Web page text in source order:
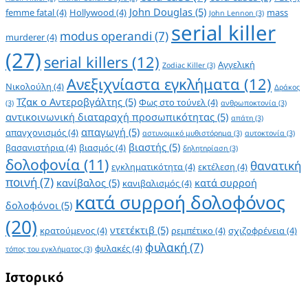
femme fatal(4) Hollywood (4) John Douglas (5) John Lennon (3) mass
murderer(4) modus operandi (7) serial killer
(27) serial killers (12) Zodiac Killer(3) Αγγελική
Νικολούλη (4) Ανεξιχνίαστα εγκλήματα (12) Δράκος
(3) Τζακ ο Αντεροβγάλτης (5) Φως στο τούνελ(4) ανθρωποκτονία (3)
αντικοινωνική διαταραχή προσωπικότητας (5) απάτη (3)
απαγχονισμός(4) απαγωγή (5) αστυνομικό μυθιστόρημα (3) αυτοκτονία (3)
βασανιστήρια(4) βιασμός(4) βιαστής (5) δηλητηρίαση (3)
δολοφονία (11) εγκληματικότητα(4) εκτέλεση (4) θανατική
ποινή (7) κανίβαλος (5) κανιβαλισμός(4) κατά συρροή
δολοφόνοι (5) κατά συρροή δολοφόνος
(20) κρατούμενος(4) ντετέκτιβ (5) ρεμπέτικο (4) σχιζοφρένεια(4)
τόπος του εγκλήματος (3) φυλακές(4) φυλακή (7)
Ιστορικό